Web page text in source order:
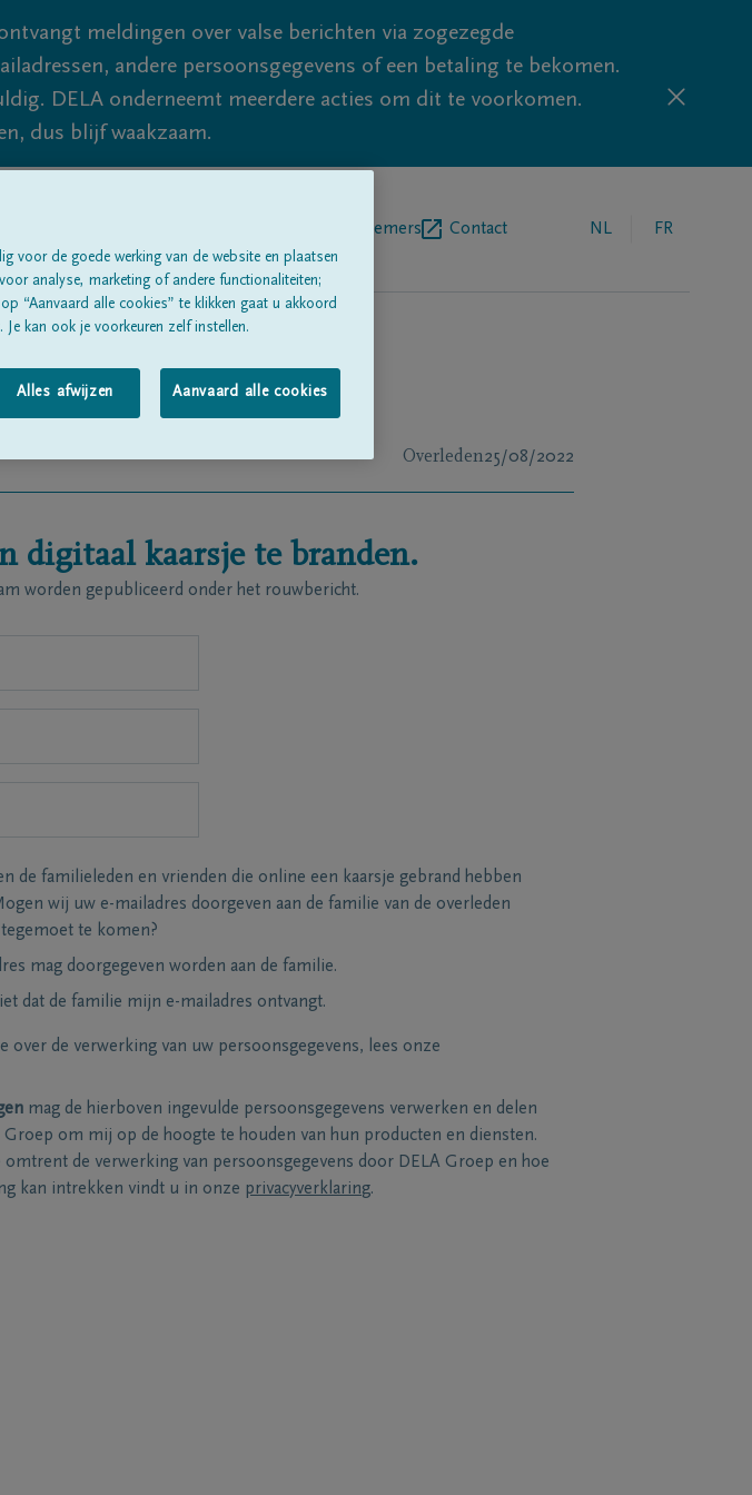
meldingen over valse berichten via zogezegde
andere persoonsgegevens of een betaling te bekomen.
DELA onderneemt meerdere acties om dit te voorkomen.
dus blijf waakzaam.
Begrafenisondernemers Contact NL FR
Overleden25/08/2022
digitaal kaarsje te branden.
worden gepubliceerd onder het rouwbericht.
de familieleden en vrienden die online een kaarsje gebrand hebben
wij uw e-mailadres doorgeven aan de familie van de overleden
te komen?
mag doorgegeven worden aan de familie.
dat de familie mijn e-mailadres ontvangt.
over de verwerking van uw persoonsgegevens, lees onze
mag de hierboven ingevulde persoonsgegevens verwerken en delen
Groep om mij op de hoogte te houden van hun producten en diensten.
de verwerking van persoonsgegevens door DELA Groep en hoe
kan intrekken vindt u in onze privacyverklaring.
voor de goede werking van de website en plaatsen
analyse, marketing of andere functionaliteiten;
“Aanvaard alle cookies” te klikken gaat u akkoord
kan ook je voorkeuren zelf instellen.
Alles afwijzen Aanvaard alle cookies